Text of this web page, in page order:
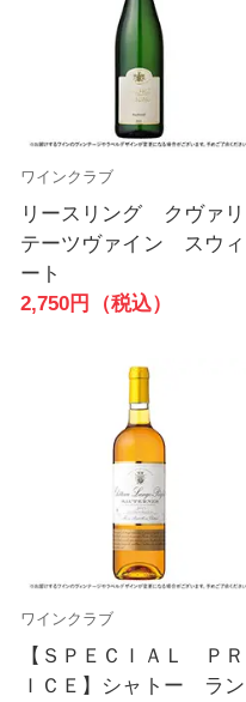
ワインクラブ
リースリング クヴァリ
テーツヴァイン スウィ
ート
2,750円（税込）
ワインクラブ
【ＳＰＥＣＩＡＬ ＰＲ
ＩＣＥ】シャトー ラン